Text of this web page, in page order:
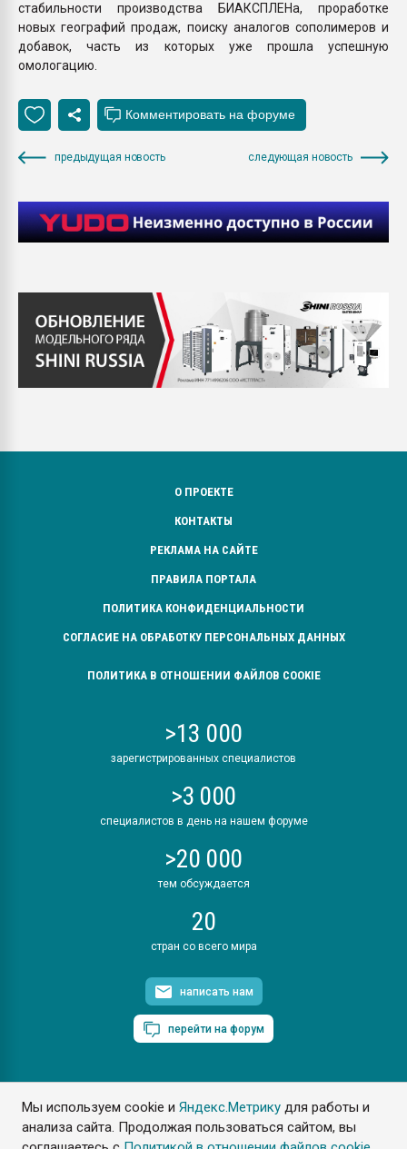
Мы используем cookie иЯндекс.Метрику для работы и
анализа сайта. Продолжая пользоваться сайтом, вы
стабильности производства БИАКСПЛЕНа, проработке
новых географий продаж, поиску аналогов сополимеров и
добавок, часть из которых уже прошла успешную
омологацию.
предыдущая новость следующая новость
О ПРОЕКТЕ
КОНТАКТЫ
РЕКЛАМА НА САЙТЕ
ПРАВИЛА ПОРТАЛА
ПОЛИТИКА КОНФИДЕНЦИАЛЬНОСТИ
СОГЛАСИЕ НА ОБРАБОТКУ ПЕРСОНАЛЬНЫХ ДАННЫХ
ПОЛИТИКА В ОТНОШЕНИИ ФАЙЛОВ COOKIE
>13 000
зарегистрированных специалистов
>3 000
специалистов в день на нашем форуме
>20 000
тем обсуждается
20
стран со всего мира
написать нам
перейти на форум
ПластЭксперт © 2006. Все права защищены
Разрешается копирование материалов сайта с обязательной
ссылкой на www.e-plastic.ru